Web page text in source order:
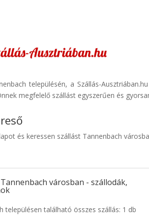
településén, a Szállás-
megfelelő szállást egyszerűen és
és keressen szállást Tannenbach
városban - szállodák,
településen található összes szállás: 1 db